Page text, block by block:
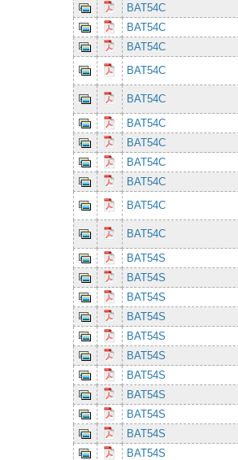
BAT54C
BAT54C
BAT54C
BAT54C
BAT54C
BAT54C
BAT54C
BAT54C
BAT54C
BAT54C
BAT54C
BAT54S
BAT54S
BAT54S
BAT54S
BAT54S
BAT54S
BAT54S
BAT54S
BAT54S
BAT54S
BAT54S